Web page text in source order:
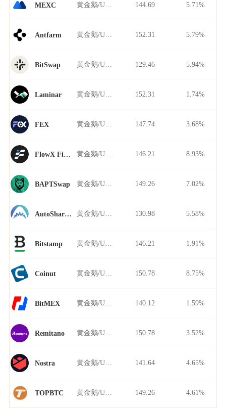
MEXC 144.69 5.71%
Antfarm 152.31 5.79%
BitSwap 129.46 5.94%
Laminar 152.31 1.74%
FEX 147.74 3.68%
FlowX Finance 146.21 8.93%
BAPTSwap 149.26 7.02%
AutoShark Finance 130.98 5.58%
Bitstamp 146.21 1.91%
Coinut 150.78 8.75%
BitMEX 140.12 1.59%
Remitano 150.78 3.52%
Nostra 141.64 4.65%
TOPBTC 149.26 4.61%